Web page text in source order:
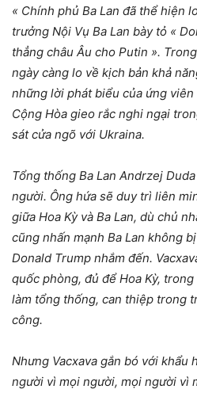
« Chính phủ Ba Lan đã thể hiện
trưởng Nội Vụ Ba Lan bày tỏ «
thẳng châu Âu cho Putin ».
ngày càng lo về kịch bản khả
những lời phát biểu của ứng
Cộng Hòa gieo rắc nghi ngại
sát cửa ngõ với Ukraina.
Tổng thống Ba Lan Andrzej
người. Ông hứa sẽ duy trì liên
giữa Hoa Kỳ và Ba Lan, dù chủ
cũng nhấn mạnh Ba Lan không
Donald Trump nhắm đến.
quốc phòng, đủ để Hoa Kỳ,
làm tổng thống, can thiệp trong
công.
Nhưng Vacxava gắn bó với khẩu
người vì mọi người, mọi người vì